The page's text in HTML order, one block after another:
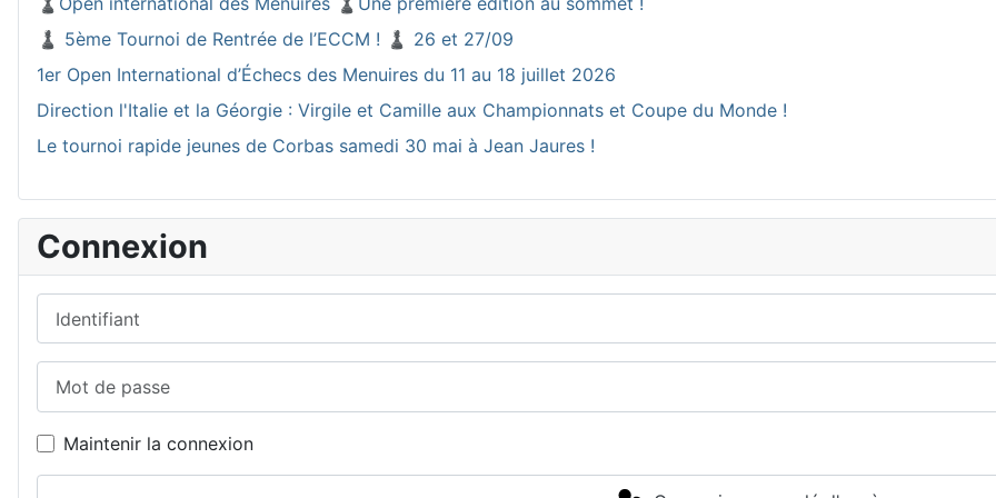
♟️ 5ème Tournoi de Rentrée de l’ECCM ! ♟️ 26 et 27/09
1er Open International d’Échecs des Menuires du 11 au 18 juillet 2026
Direction l'Italie et la Géorgie : Virgile et Camille aux Championnats et Coupe du Monde !
Le tournoi rapide jeunes de Corbas samedi 30 mai à Jean Jaures !
Connexion
Maintenir la connexion